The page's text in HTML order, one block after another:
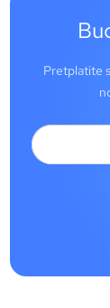
Pretplatite